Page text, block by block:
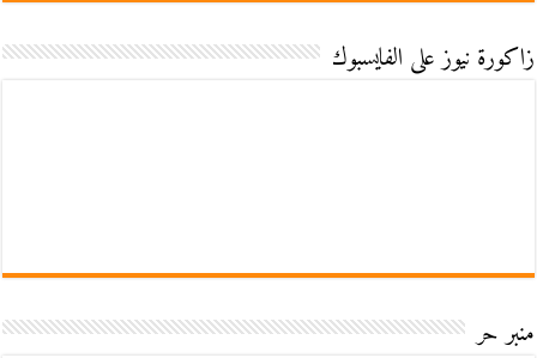
زاكورة نيوز على الفايسبوك
منبر حر